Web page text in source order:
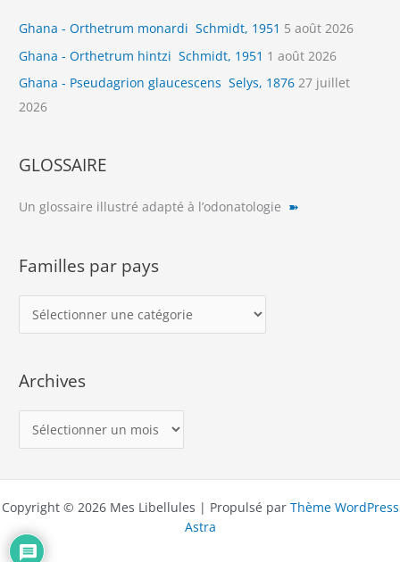
Ghana - Orthetrum monardi Schmidt, 1951 5 août 2026
Ghana - Orthetrum hintzi Schmidt, 1951 1 août 2026
Ghana - Pseudagrion glaucescens Selys, 1876 27 juillet
2026
GLOSSAIRE
Un glossaire illustré adapté à l’odonatologie ➽
Familles par pays
a
i
e
r
Archives
r
i
v
Copyright © 2026 Mes Libellules | Propulsé par Thème WordPress
Astra